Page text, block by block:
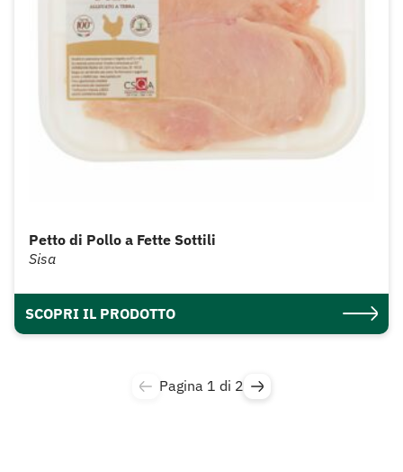
Petto di Pollo a Fette Sottili
Sisa
SCOPRI IL PRODOTTO
Pagina 1 di 2